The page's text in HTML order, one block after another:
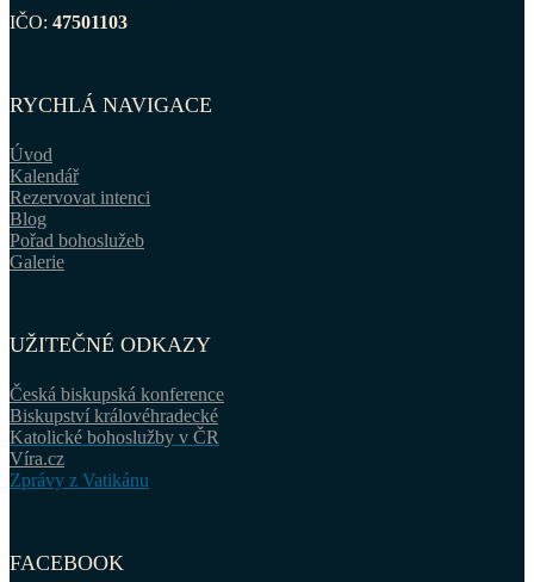
IČO: 47501103
RYCHLÁ NAVIGACE
Úvod
Kalendář
Rezervovat intenci
Blog
Pořad bohoslužeb
Galerie
UŽITEČNÉ ODKAZY
Česká biskupská konference
Biskupství královéhradecké
Katolické bohoslužby v ČR
Víra.cz
Zprávy z Vatikánu
FACEBOOK